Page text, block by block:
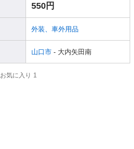
550円
外装、車外用品
山口市 - 大内矢田南
お気に入り 1